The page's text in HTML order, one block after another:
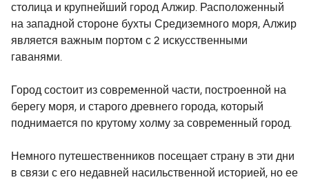
столица и крупнейший город Алжир. Расположенный
на западной стороне бухты Средиземного моря, Алжир
является важным портом с 2 искусственными
гаванями.
Город состоит из современной части, построенной на
берегу моря, и старого древнего города, который
поднимается по крутому холму за современный город.
Немного путешественников посещает страну в эти дни
в связи с его недавней насильственной историей, но ее